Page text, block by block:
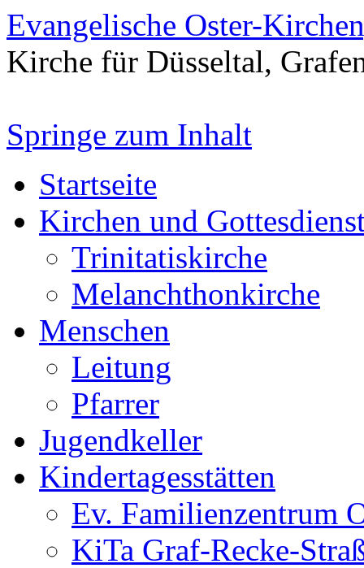
Evangelische Oster-
Kirche für Düsseltal,
Springe zum Inhalt
Startseite
Kirchen und
Trinitatiskirche
Melanchthonkirche
Menschen
Leitung
Pfarrer
Jugendkeller
Kindertagesstätten
Ev. Familienzentrum
KiTa Graf-Recke-